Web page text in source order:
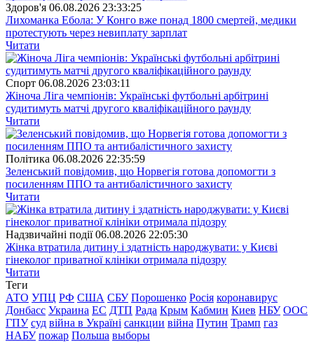
Здоров'я 06.08.2026 23:33:25
Лихоманка Ебола: У Конго вже понад 1800 смертей, медики
протестують через невиплату зарплат
Читати
Спорт 06.08.2026 23:03:11
Жіноча Ліга чемпіонів: Українські футбольні арбітрині
судитимуть матчі другого кваліфікаційного раунду
Читати
Полiтика 06.08.2026 22:35:59
Зеленський повідомив, що Норвегія готова допомогти з
посиленням ППО та антибалістичного захисту
Читати
Надзвичайні події 06.08.2026 22:05:30
Жінка втратила дитину і здатність народжувати: у Києві
гінеколог приватної клініки отримала підозру
Читати
Теги
АТО УПЦ РФ США СБУ Порошенко Росія коронавирус
Донбасс Украина ЕС ДТП Рада Крым Кабмин Киев НБУ ООС
ГПУ суд війна в Україні санкции війна Путин Трамп газ
НАБУ пожар Польша выборы